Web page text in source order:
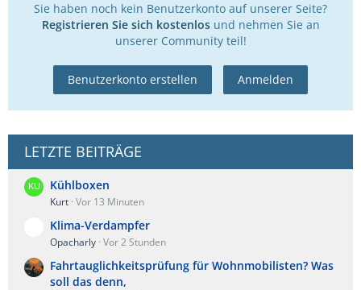
Sie haben noch kein Benutzerkonto auf unserer Seite?
Registrieren Sie sich kostenlosund nehmen Sie an
unserer Community teil!
Benutzerkonto erstellen Anmelden
LETZTE BEITRÄGE
Kühlboxen
Kurt Vor 13 Minuten
Klima-Verdampfer
Opacharly Vor 2 Stunden
Fahrtauglichkeitsprüfung für Wohnmobilisten? Was
soll das denn,